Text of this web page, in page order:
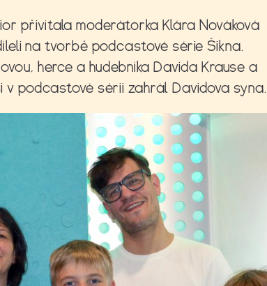
přivítala moderátorka Klára Nováková
na tvorbě podcastové série Šikna.
herce a hudebníka Davida Krause a
v podcastové sérii zahrál Davidova syna.